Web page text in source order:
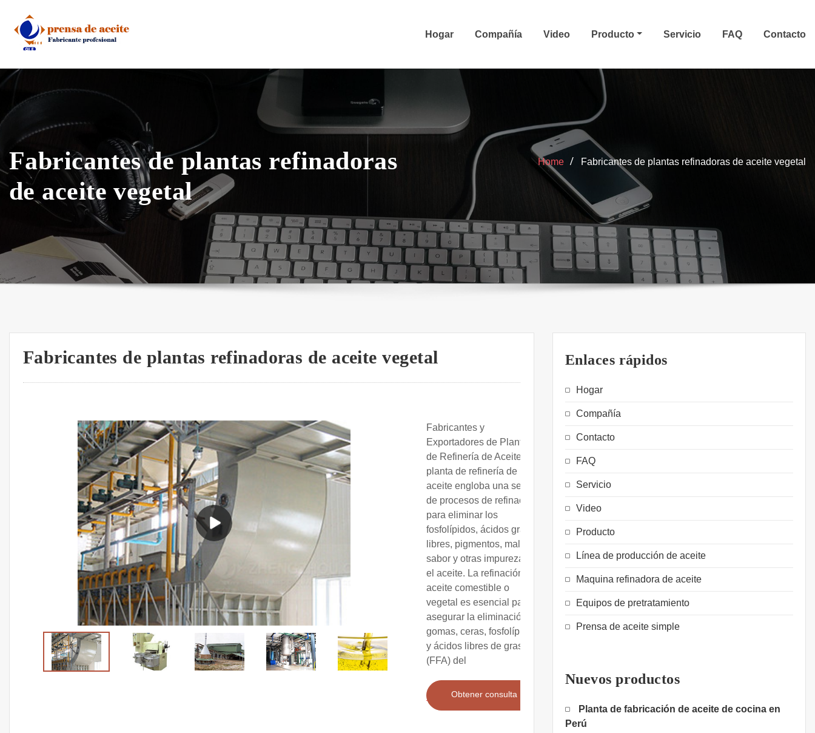
content
Hogar Compañía Video Producto Servicio FAQ Contacto
Fabricantes de plantas refinadoras
de aceite vegetal
Home Fabricantes de plantas refinadoras de aceite vegetal
Fabricantes de plantas refinadoras de aceite vegetal
Fabricantes y
Exportadores de Plantas
de Refinería de Aceite. La
planta de refinería de
aceite engloba una serie
de procesos de refinación
para eliminar los
fosfolípidos, ácidos grasos
libres, pigmentos, mal
sabor y otras impurezas en
el aceite. La refinación del
aceite comestible o
vegetal es esencial para
asegurar la eliminación de
gomas, ceras, fosfolípidos
y ácidos libres de grasa
(FFA) del
Obtener consulta
Enlaces rápidos
Hogar
Compañía
Contacto
FAQ
Servicio
Video
Producto
Línea de producción de aceite
Maquina refinadora de aceite
Equipos de pretratamiento
Prensa de aceite simple
Nuevos productos
Planta de fabricación de aceite de cocina en
Perú